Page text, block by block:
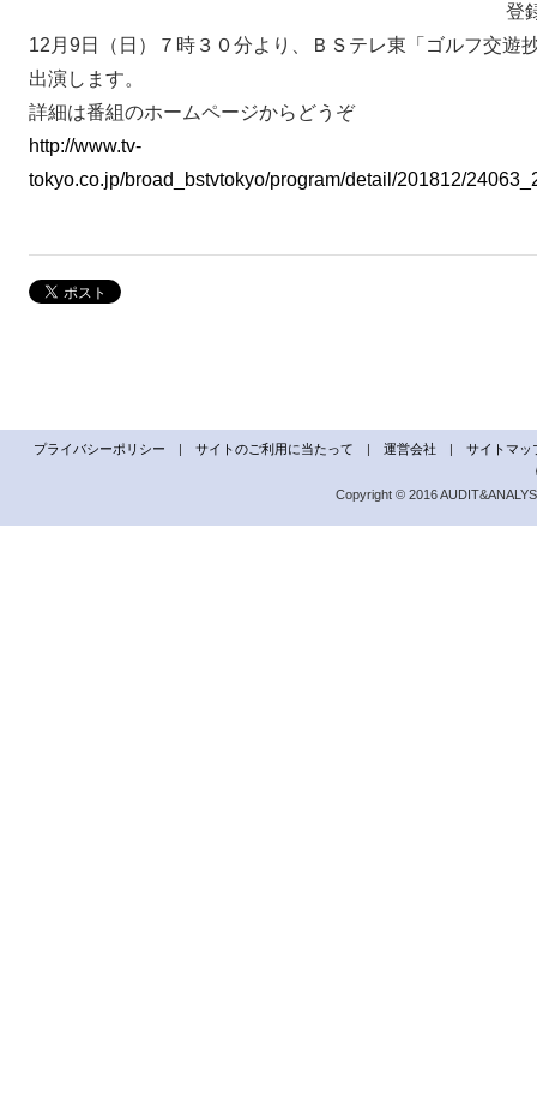
登
12月9日（日）７時３０分より、ＢＳテレ東「ゴルフ交遊
出演します。
詳細は番組のホームページからどうぞ
http://www.tv-
tokyo.co.jp/broad_bstvtokyo/program/detail/201812/
サイトマッ
運営会社
サイトのご利用に当たって
プライバシーポリシー
Copyright © 2016